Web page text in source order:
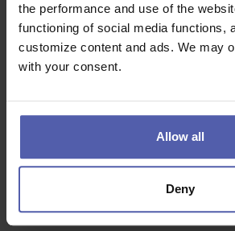
the performance and use of the
functioning of social media functions,
customize content and ads. We may
with your consent.
Allow all
Deny
Do našeho týmu hledáme LEAN technika,
rozvíjet výrobní procesy, řídit zlepšovací
kolegy napříč výrobou. Pokud máte
Montážní dělník ve výrobě BEZ
Nový Bydžov
35 - 39 000 Kč/měs